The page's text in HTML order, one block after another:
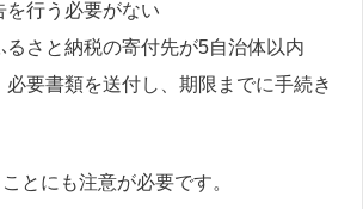
を行う必要がない
るさと納税の寄付先が5自治体以内
必要書類を送付し、期限までに手続き
とにも注意が必要です。